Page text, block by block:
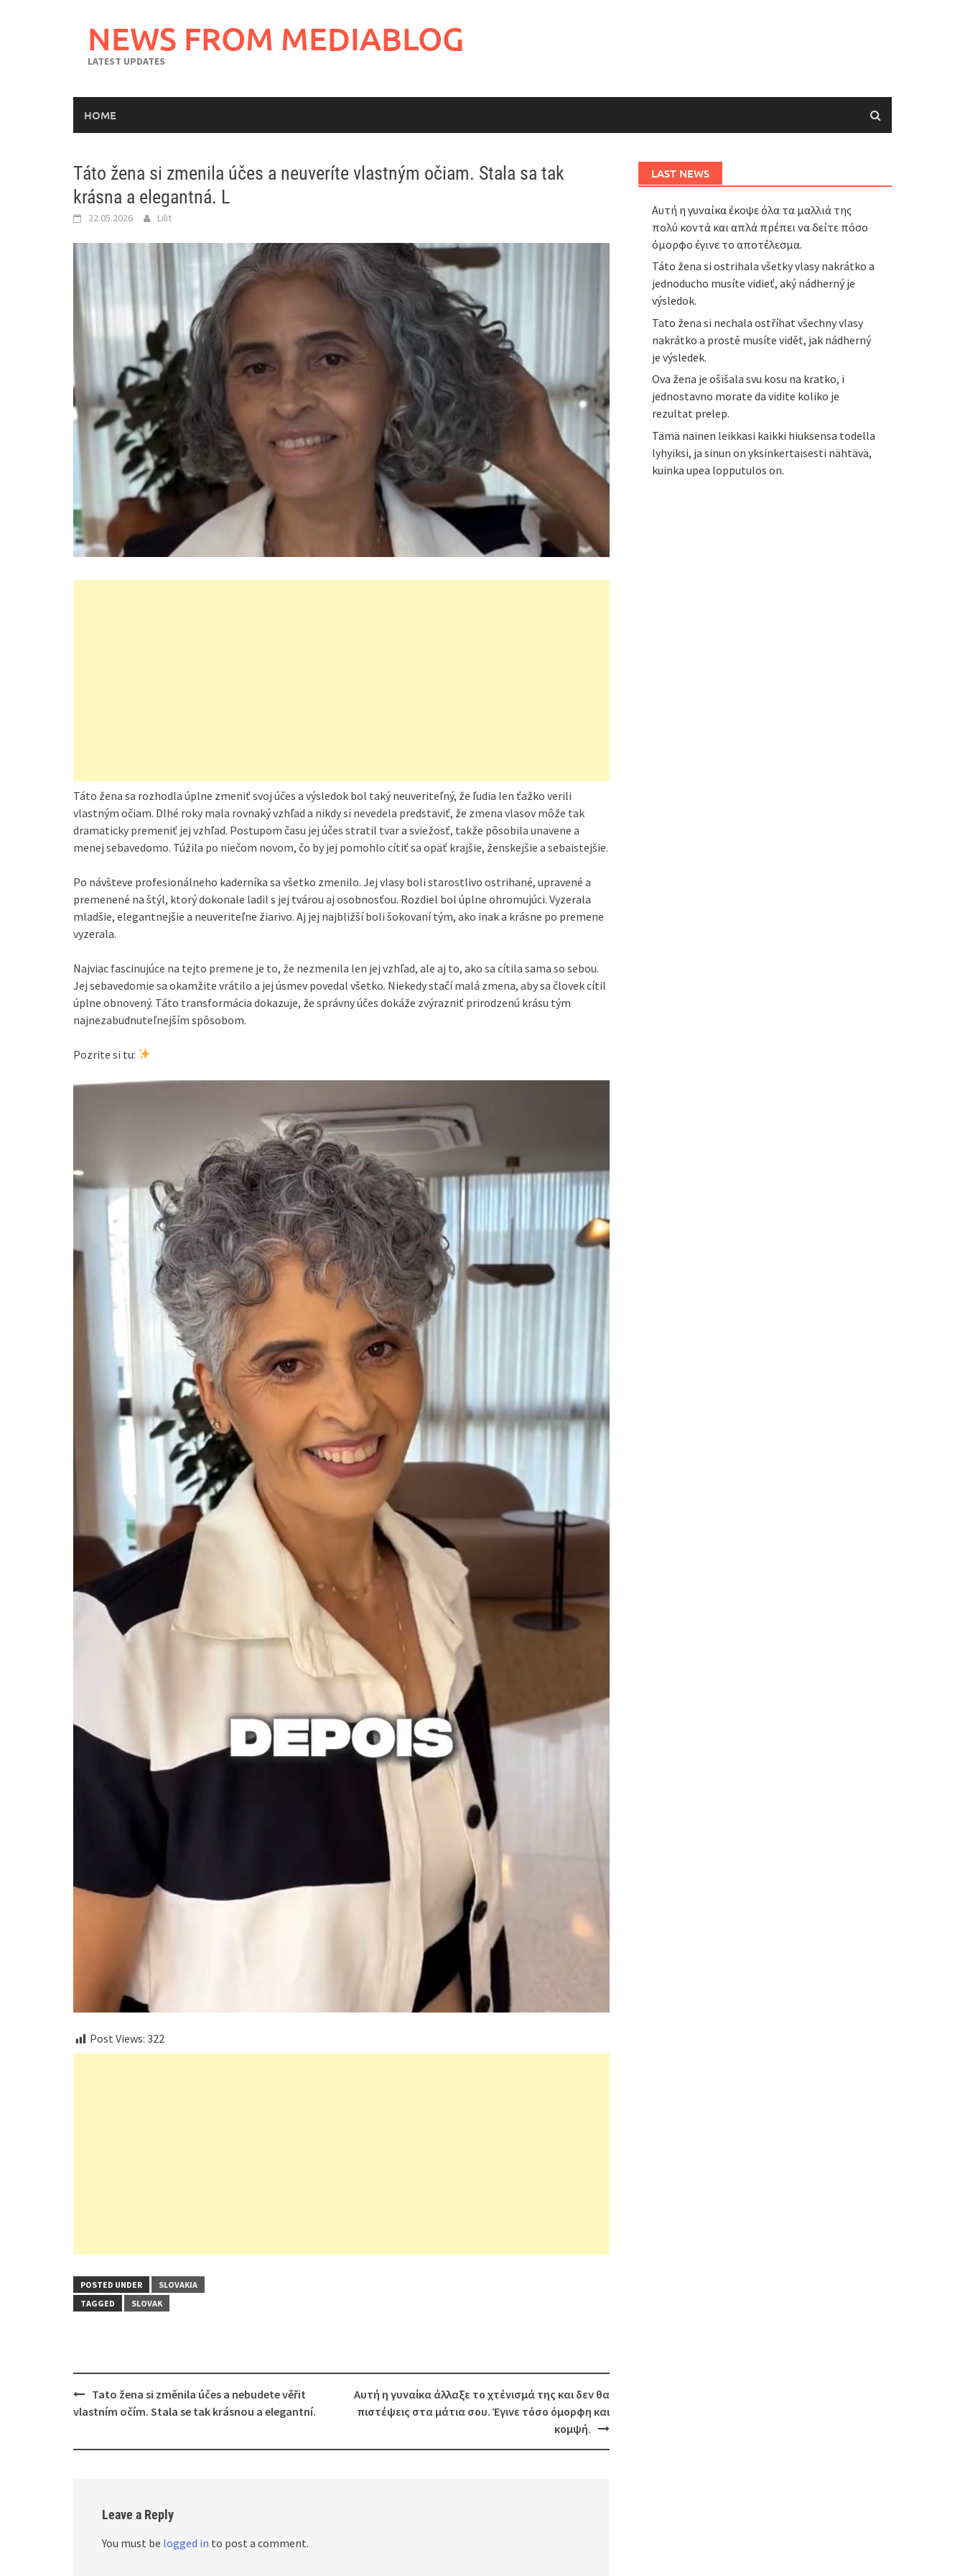
NEWS FROM MEDIABLOG
LATEST UPDATES
HOME
Táto žena si zmenila účes a neuveríte vlastným očiam. Stala sa tak
krásna a elegantná. L
22.05.2026 Lilit
Táto žena sa rozhodla úplne zmeniť svoj účes a výsledok bol taký neuveriteľný, že ľudia len ťažko verili
vlastným očiam. Dlhé roky mala rovnaký vzhľad a nikdy si nevedela predstaviť, že zmena vlasov môže tak
dramaticky premeniť jej vzhľad. Postupom času jej účes stratil tvar a sviežosť, takže pôsobila unavene a
menej sebavedomo. Túžila po niečom novom, čo by jej pomohlo cítiť sa opäť krajšie, ženskejšie a sebaistejšie.
Po návšteve profesionálneho kaderníka sa všetko zmenilo. Jej vlasy boli starostlivo ostrihané, upravené a
premenené na štýl, ktorý dokonale ladil s jej tvárou aj osobnosťou. Rozdiel bol úplne ohromujúci. Vyzerala
mladšie, elegantnejšie a neuveriteľne žiarivo. Aj jej najbližší boli šokovaní tým, ako inak a krásne po premene
vyzerala.
Najviac fascinujúce na tejto premene je to, že nezmenila len jej vzhľad, ale aj to, ako sa cítila sama so sebou.
Jej sebavedomie sa okamžite vrátilo a jej úsmev povedal všetko. Niekedy stačí malá zmena, aby sa človek cítil
úplne obnovený. Táto transformácia dokazuje, že správny účes dokáže zvýrazniť prirodzenú krásu tým
najnezabudnuteľnejším spôsobom.
Pozrite si tu:
Post Views: 322
POSTED UNDER
SLOVAKIA
TAGGED
SLOVAK
Post
navigation
Tato žena si změnila účes a nebudete věřit
vlastním očím. Stala se tak krásnou a elegantní.
Αυτή η γυναίκα άλλαξε το χτένισμά της και δεν θα
πιστέψεις στα μάτια σου. Έγινε τόσο όμορφη και
κομψή.
Leave a Reply
You must be logged in to post a comment.
LAST NEWS
Αυτή η γυναίκα έκοψε όλα τα μαλλιά της
πολύ κοντά και απλά πρέπει να δείτε πόσο
όμορφο έγινε το αποτέλεσμα.
Táto žena si ostrihala všetky vlasy nakrátko a
jednoducho musíte vidieť, aký nádherný je
výsledok.
Tato žena si nechala ostříhat všechny vlasy
nakrátko a prostě musíte vidět, jak nádherný
je výsledek.
Ova žena je ošišala svu kosu na kratko, i
jednostavno morate da vidite koliko je
rezultat prelep.
Tämä nainen leikkasi kaikki hiuksensa todella
lyhyiksi, ja sinun on yksinkertaisesti nähtävä,
kuinka upea lopputulos on.